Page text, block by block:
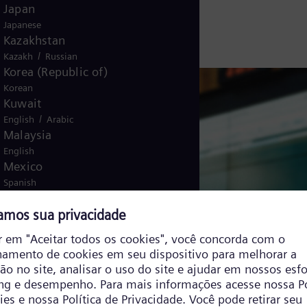
Japan
Japanese
Kazakhstan
Kazakh / Russian
Korea (Republic of)
Korean
Kuwait
English / Arabic
Malaysia
English
Mexico
Spanish
English/ French
Dutch
Nicaragua
Spanish
Nigeria